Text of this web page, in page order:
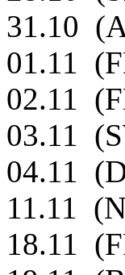
31.10
01.11
02.11
03.11
04.11
11.11
18.11